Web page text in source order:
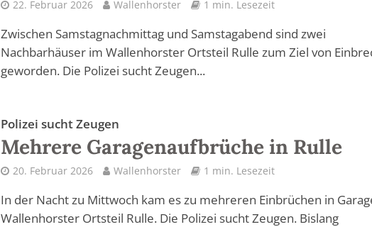
22. Februar 2026 Wallenhorster 1 min. Lesezeit
Zwischen Samstagnachmittag und Samstagabend sind zwei
Nachbarhäuser im Wallenhorster Ortsteil Rulle zum Ziel von
geworden. Die Polizei sucht Zeugen...
Polizei sucht Zeugen
Mehrere Garagenaufbrüche in Rulle
20. Februar 2026 Wallenhorster 1 min. Lesezeit
In der Nacht zu Mittwoch kam es zu mehreren Einbrüchen in
Wallenhorster Ortsteil Rulle. Die Polizei sucht Zeugen. Bislang